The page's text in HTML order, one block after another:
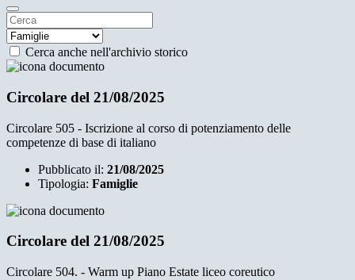
Cerca anche nell'archivio storico
Circolare del 21/08/2025
Circolare 505 - Iscrizione al corso di potenziamento delle
competenze di base di italiano
Pubblicato il: 21/08/2025
Tipologia: Famiglie
Circolare del 21/08/2025
Circolare 504. - Warm up Piano Estate liceo coreutico